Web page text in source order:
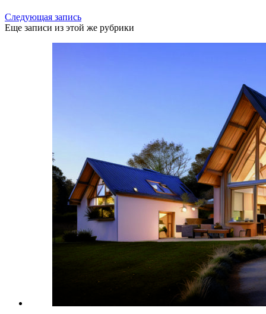
Следующая запись
Еще записи из этой же рубрики